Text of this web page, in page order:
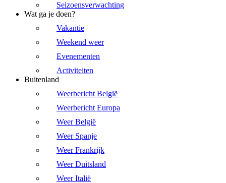
Seizoensverwachting
Wat ga je doen?
Vakantie
Weekend weer
Evenementen
Activiteiten
Buitenland
Weerbericht België
Weerbericht Europa
Weer België
Weer Spanje
Weer Frankrijk
Weer Duitsland
Weer Italië